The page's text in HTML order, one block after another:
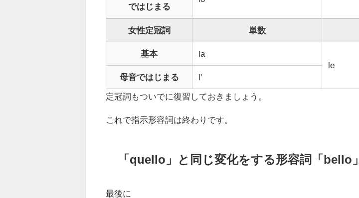
ではじまる
女性定冠詞 単数
基本
la
le
母音ではじまる
l'
定冠詞もついでに復習しておきましょう。
これで指示形容詞は終わりです。
「quello」と同じ変化をする形容詞「bello」
最後に